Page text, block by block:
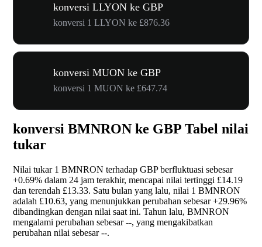
konversi LLYON ke GBP
konversi 1 LLYON ke £876.36
konversi MUON ke GBP
konversi 1 MUON ke £647.74
konversi BMNRON ke GBP Tabel nilai
tukar
Nilai tukar 1 BMNRON terhadap GBP berfluktuasi sebesar
+0.69% dalam 24 jam terakhir, mencapai nilai tertinggi £14.19
dan terendah £13.33. Satu bulan yang lalu, nilai 1 BMNRON
adalah £10.63, yang menunjukkan perubahan sebesar+29.96%
dibandingkan dengan nilai saat ini. Tahun lalu, BMNRON
mengalami perubahan sebesar--, yang mengakibatkan
perubahan nilai sebesar--.